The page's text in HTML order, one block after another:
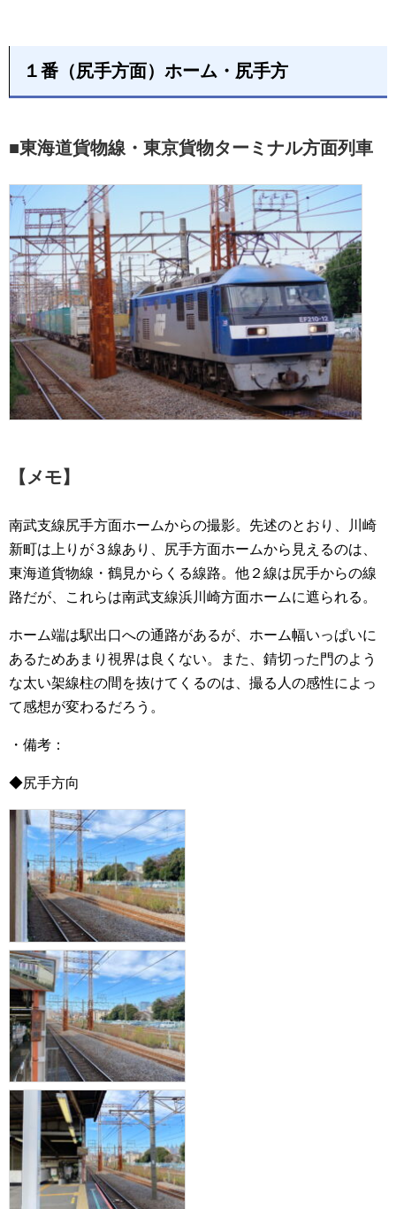
１番（尻手方面）ホーム・尻手方
■東海道貨物線・東京貨物ターミナル方面列車
【メモ】
南武支線尻手方面ホームからの撮影。先述のとおり、川崎
新町は上りが３線あり、尻手方面ホームから見えるのは、
東海道貨物線・鶴見からくる線路。他２線は尻手からの線
路だが、これらは南武支線浜川崎方面ホームに遮られる。
ホーム端は駅出口への通路があるが、ホーム幅いっぱいに
あるためあまり視界は良くない。また、錆切った門のよう
な太い架線柱の間を抜けてくるのは、撮る人の感性によっ
て感想が変わるだろう。
・備考：
◆尻手方向